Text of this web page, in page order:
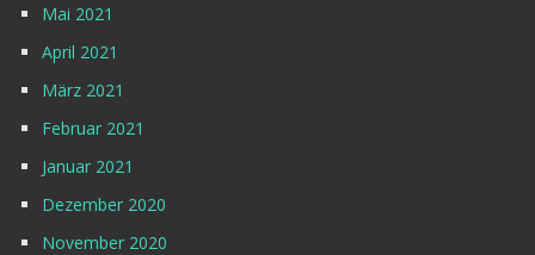
Mai 2021
April 2021
März 2021
Februar 2021
Januar 2021
Dezember 2020
November 2020